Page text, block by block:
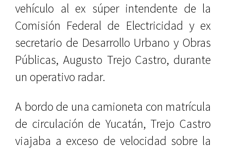
vehículo al ex súper intendente de la
Comisión Federal de Electricidad y ex
secretario de Desarrollo Urbano y Obras
Públicas, Augusto Trejo Castro, durante
un operativo radar.
A bordo de una camioneta con matrícula
de circulación de Yucatán, Trejo Castro
viajaba a exceso de velocidad sobre la